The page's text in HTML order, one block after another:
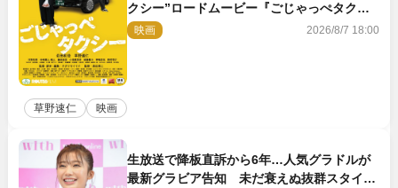
クシー”ロードムービー『ごじゃっぺタクシ
ー』10月公開＆予告解禁
映画 2026/8/7 18:00
草野速仁 映画
生放送で降板直訴から6年…人気グラドルが
最新グラビア告知 未だ衰えぬ抜群スタイル